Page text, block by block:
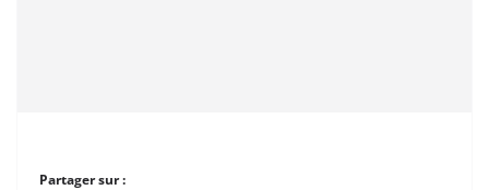
Partager sur :